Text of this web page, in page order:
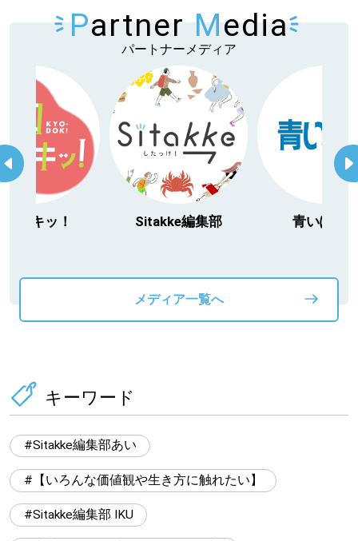
Partner Media
パートナーメディア
Sitakke編集部 青いぽすと
「北海道３
メディア一覧へ
キーワード
Sitakke編集部あい
【いろんな価値観や生き方に触れたい】
Sitakke編集部 IKU